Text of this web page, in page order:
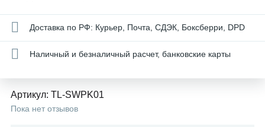
Доставка по РФ: Курьер, Почта, СДЭК, Боксберри, DPD
Наличный и безналичный расчет, банковские карты
Артикул: TL-SWPK01
Пока нет отзывов